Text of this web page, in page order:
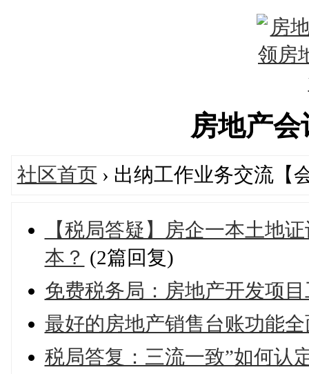
房地产
社区首页 › 出纳工作业务交流【
【税局答疑】房企一本土地
本？ (2篇回复)
免费税务局：房地产开发项
最好的房地产销售台账功能全
税局答复：三流一致”如何认